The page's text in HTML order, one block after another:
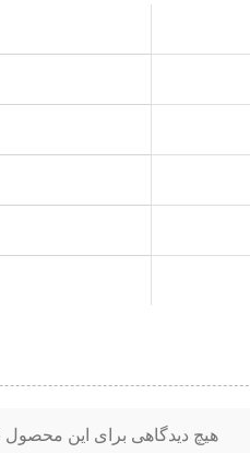
هیچ دیدگاهی برای این